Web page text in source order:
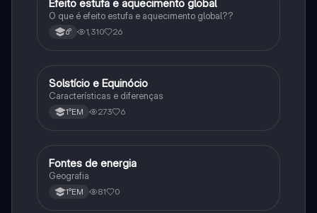
Ciência
Efeito estufa e aquecimento global
O que é efeito estufa e aquecimento global??
6° 1,310 26
Geografia
Solstício e Equinócio
Características e diferenças
1°EM 273 6
Geografia
Fontes de energia
Geografia
1°EM 81 0